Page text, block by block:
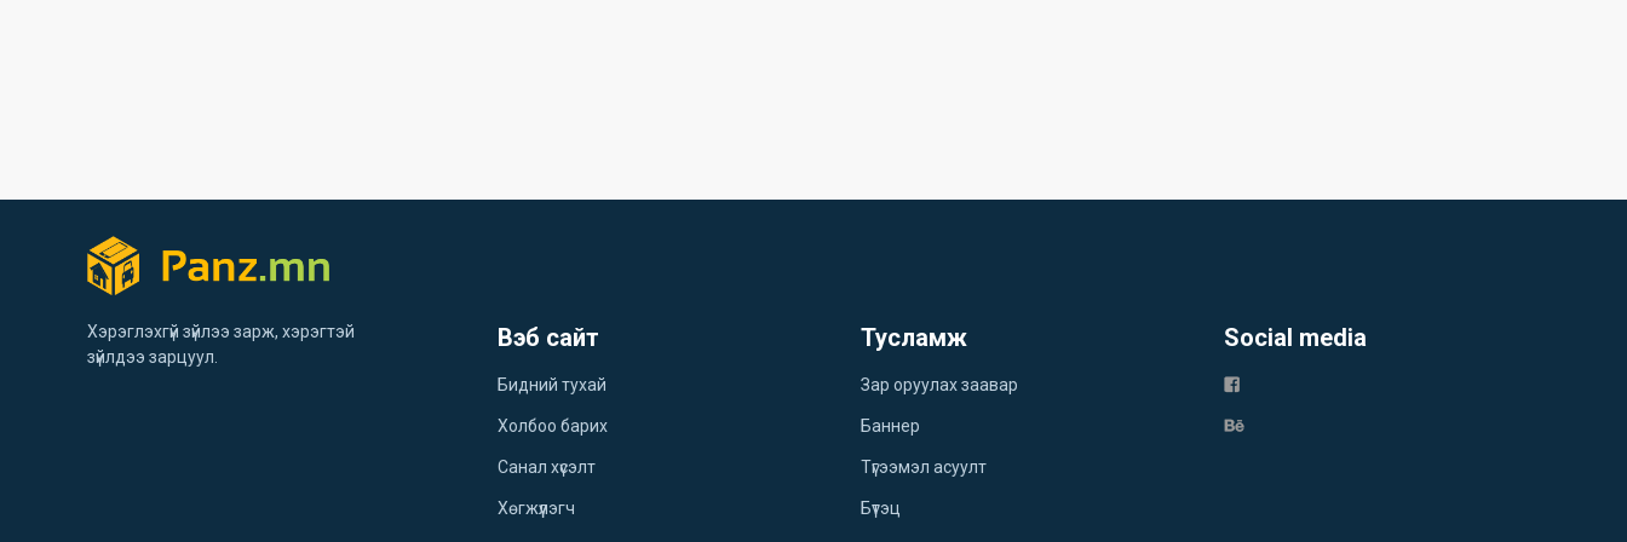
Хэрэглэхгүй зүйлээ зарж, хэрэгтэй
зүйлдээ зарцуул.
Вэб сайт
Бидний тухай
Холбоо барих
Санал хүсэлт
Хөгжүүлэгч
Тусламж
Зар оруулах заавар
Баннер
Түгээмэл асуулт
Бүтэц
Social media